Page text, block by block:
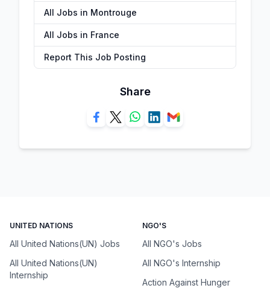
All Jobs in Montrouge
All Jobs in France
Report This Job Posting
Share
UNITED NATIONS
All United Nations(UN) Jobs
All United Nations(UN)
Internship
NGO'S
All NGO's Jobs
All NGO's Internship
Action Against Hunger